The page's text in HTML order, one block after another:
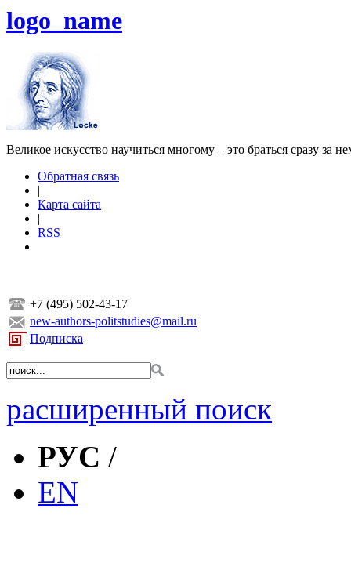
logo_name
Великое искусство научиться многому – это браться сразу за
Обратная связь
|
Карта сайта
|
RSS
+7 (495) 502-43-17
new-authors-politstudies@mail.ru
Подписка
расширенный поиск
РУС /
EN